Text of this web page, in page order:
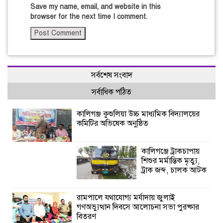
Save my name, email, and website in this
browser for the next time I comment.
সর্বশেষ সংবাদ
সর্বাধিক পঠিত
কালিগঞ্জ কুশুলিয়া উচ্চ মাধ্যমিক বিদ্যালয়ের
কমিটির অভিষেক অনুষ্ঠিত
কালিগঞ্জে ট্রাকচাপায়
শিশুর মর্মান্তিক মৃত্যু,
ট্রাক জব্দ, চালক আটক
রামপালে যথাযোগ্য মর্যাদায় জুলাই
গণঅভ্যুত্থান দিবসে আলোচনা সভা পুরষ্কার
বিতরণ